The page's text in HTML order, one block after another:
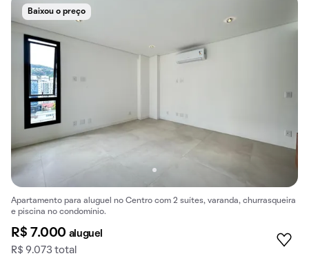
Baixou o preço
Apartamento para aluguel no Centro com 2 suítes, varanda, churrasqueira
e piscina no condomínio.
R$ 7.000 aluguel
R$ 9.073 total